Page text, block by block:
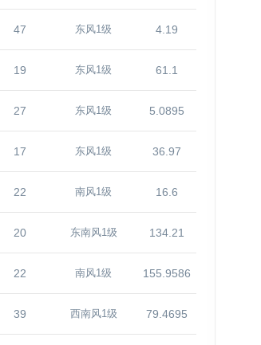
47 东风1级 4.19
19 东风1级 61.1
27 东风1级 5.0895
17 东风1级 36.97
22 南风1级 16.6
20 东南风1级 134.21
22 南风1级 155.9586
39 西南风1级 79.4695